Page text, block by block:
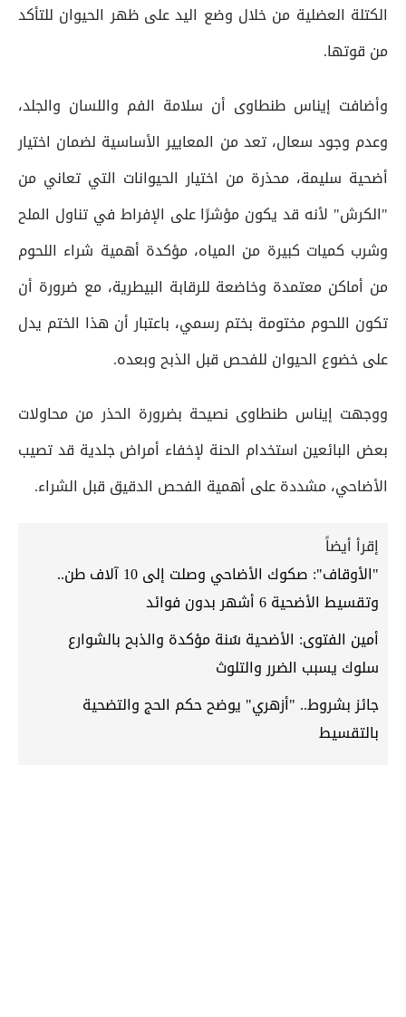
الكتلة العضلية من خلال وضع اليد على ظهر الحيوان للتأكد
من قوتها.
وأضافت إيناس طنطاوى أن سلامة الفم واللسان والجلد،
وعدم وجود سعال، تعد من المعايير الأساسية لضمان اختيار
أضحية سليمة، محذرة من اختيار الحيوانات التي تعاني من
"الكرش" لأنه قد يكون مؤشرًا على الإفراط في تناول الملح
وشرب كميات كبيرة من المياه، مؤكدة أهمية شراء اللحوم
من أماكن معتمدة وخاضعة للرقابة البيطرية، مع ضرورة أن
تكون اللحوم مختومة بختم رسمي، باعتبار أن هذا الختم يدل
على خضوع الحيوان للفحص قبل الذبح وبعده.
ووجهت إيناس طنطاوى نصيحة بضرورة الحذر من محاولات
بعض البائعين استخدام الحنة لإخفاء أمراض جلدية قد تصيب
الأضاحي، مشددة على أهمية الفحص الدقيق قبل الشراء.
إقرأ أيضاً
"الأوقاف": صكوك الأضاحي وصلت إلى 10 آلاف طن..
وتقسيط الأضحية 6 أشهر بدون فوائد
أمين الفتوى: الأضحية سُنة مؤكدة والذبح بالشوارع
سلوك يسبب الضرر والتلوث
جائز بشروط.. "أزهري" يوضح حكم الحج والتضحية
بالتقسيط